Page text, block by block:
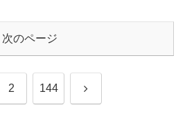
次のページ
2 144 次